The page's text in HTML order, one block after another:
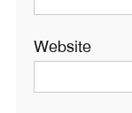
Website